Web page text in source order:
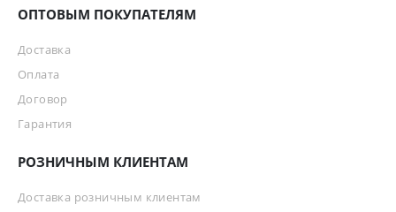
ОПТОВЫМ ПОКУПАТЕЛЯМ
Доставка
Оплата
Договор
Гарантия
РОЗНИЧНЫМ КЛИЕНТАМ
Доставка розничным клиентам